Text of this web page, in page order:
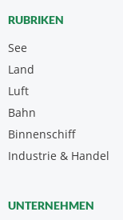
RUBRIKEN
See
Land
Luft
Bahn
Binnenschiff
Industrie & Handel
UNTERNEHMEN